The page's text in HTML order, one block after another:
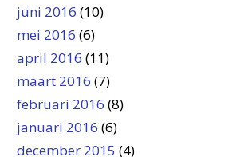
juni 2016 (10)
mei 2016 (6)
april 2016 (11)
maart 2016 (7)
februari 2016 (8)
januari 2016 (6)
december 2015 (4)